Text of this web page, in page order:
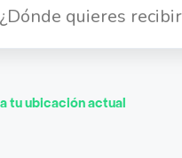
tu ubicación actual